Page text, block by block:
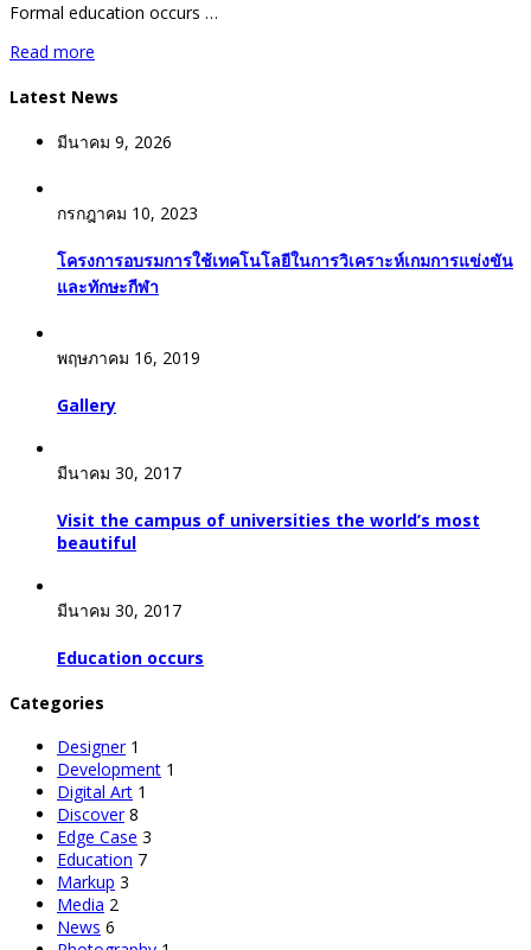
Formal education occurs …
Read more
Latest News
มีนาคม 9, 2026
กรกฎาคม 10, 2023
โครงการอบรมการใช้เทคโนโลยีในการวิเคราะห์เกมการแข่งขัน
และทักษะกีฬา
พฤษภาคม 16, 2019
Gallery
มีนาคม 30, 2017
Visit the campus of universities the world’s most
beautiful
มีนาคม 30, 2017
Education occurs
Categories
Designer 1
Development 1
Digital Art 1
Discover 8
Edge Case 3
Education 7
Markup 3
Media 2
News 6